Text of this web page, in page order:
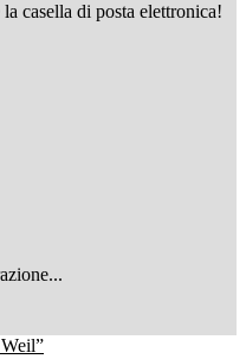
casella di posta elettronica!